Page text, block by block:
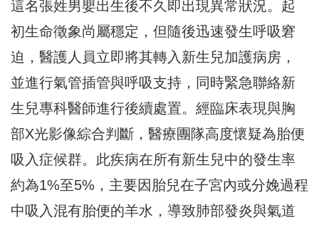
這名張姓男嬰出生後不久即出現異常狀況。 起
初生命徵象尚屬穩定，但隨後迅速發生呼吸窘
迫， 醫護人員立即將其轉入新生兒加護病房，
並進行氣管插管與呼吸支持， 同時緊急聯絡新
生兒專科醫師進行後續處置。 經臨床表現與胸
部X光影像綜合判斷， 醫療團隊高度懷疑為胎便
吸入症候群。 此疾病在所有新生兒中的發生率
約為1%至5%， 主要因胎兒在子宮內或分娩過程
中吸入混有胎便的羊水， 導致肺部發炎與氣道